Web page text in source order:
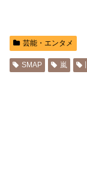
芸能・エンタメ
SMAP 嵐